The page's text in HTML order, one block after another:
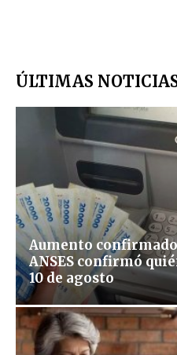
ÚLTIMAS
Aumento
ANSES confirmó
10 de agosto